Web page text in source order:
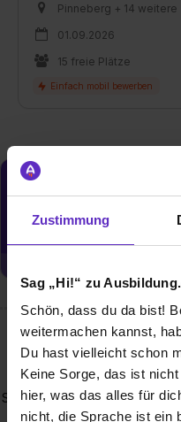
Zustimmung
Sag „Hi!“ zu
Schön, dass du da bist!
weitermachen kannst,
Du hast vielleicht schon
Keine Sorge, das ist
hier, was das alles für
nicht, die Sprache ist ein
Pinneberg + 14 weitere
01.09.2026
15 freie Plätze
Wusstest du
schon die Menschen im
Schornsteinfeger Glück
- viele Leute möchten die